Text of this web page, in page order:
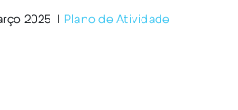
2025 | Plano de Atividade